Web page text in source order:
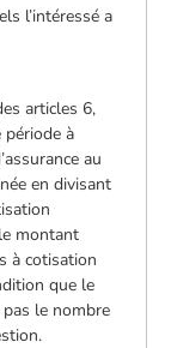
l’intéressé a
articles 6,
à
au
en divisant
montant
à cotisation
que le
le nombre